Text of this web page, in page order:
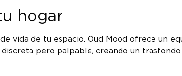
hogar
vida de tu espacio. Oud Mood ofrece un
pero palpable, creando un